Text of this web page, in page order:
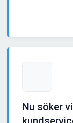
Nu söker